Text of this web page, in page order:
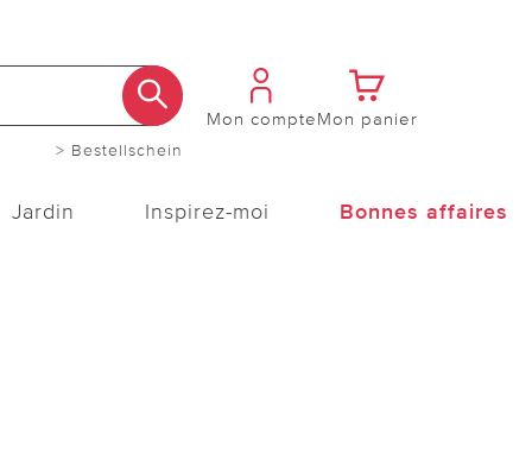
> Bestellschein
Mon compteMon panier
Jardin Inspirez-moi Bonnes affaires